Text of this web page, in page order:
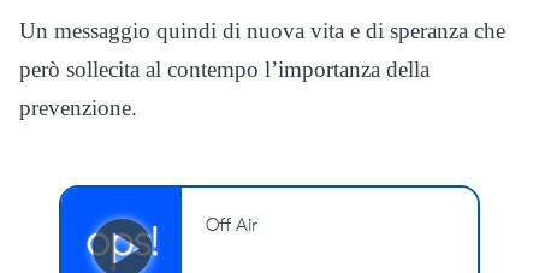
Un messaggio quindi di nuova vita e di speranza che
però sollecita al contempo l’importanza della
prevenzione.